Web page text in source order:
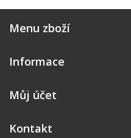
Menu zboží
Informace
Můj účet
Kontakt